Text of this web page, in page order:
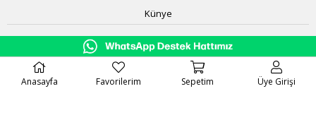
Künye
BİLGİ
HESABIM
Anasayfa Favorilerim Sepetim Üye Girişi